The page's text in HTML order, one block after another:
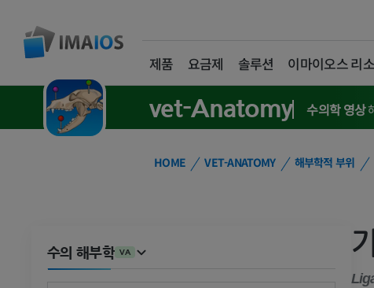
제품 요금제 솔루션 이마이오스 리
vet-Anatomy 수의학 영상
HOME VET-ANATOMY 해부학적 부위
수의 해부학 VA